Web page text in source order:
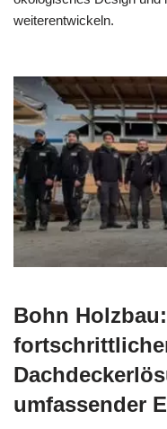
weiterentwickeln.
Bohn
umfassender